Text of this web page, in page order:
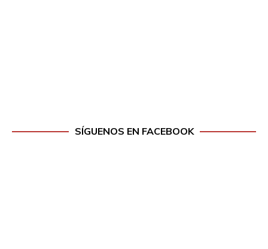
SÍGUENOS EN FACEBOOK